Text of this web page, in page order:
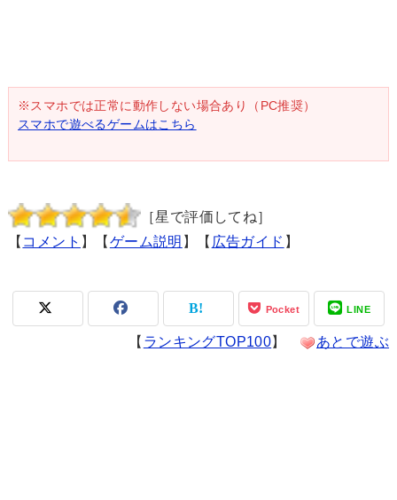
※スマホでは正常に動作しない場合あり（PC推奨）
スマホで遊べるゲームはこちら
［星で評価してね］
【 コメント 】【 ゲーム説明 】【 広告ガイド 】
Pocket LINE
【 ランキングTOP100】 あとで遊ぶ